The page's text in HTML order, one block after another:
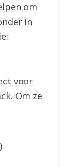
om
in
voor
Om ze